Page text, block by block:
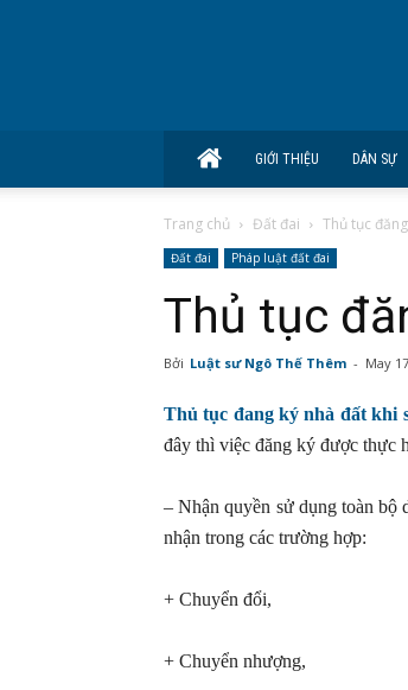
GIỚI THIỆU DÂN SỰ
Trang chủ Đất đai Thủ tục
Đất đai Pháp luật đất đai
Thủ tục
Bởi Luật sư Ngô Thế Thêm - May
Thủ tục đang ký nhà đất khi
đây thì việc đăng ký được thực
– Nhận quyền sử dụng toàn bộ
nhận trong các trường hợp:
+ Chuyển đổi,
+ Chuyển nhượng,